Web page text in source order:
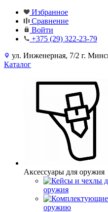
Избранное
Сравнение
Войти
+375 (29) 322-23-79
ул. Инженерная, 7/2 г.
Каталог
Аксессуары для оружия
оружия
оружию